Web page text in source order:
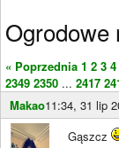
Ogrodowe
« Poprzednia 1 2 3 4
2349 2350 ... 2417
Makao11:34, 31 lip
Gąszcz